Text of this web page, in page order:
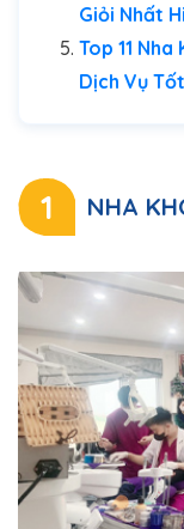
Giỏi Nhất
Top 11
Dịch Vụ
1 NHA